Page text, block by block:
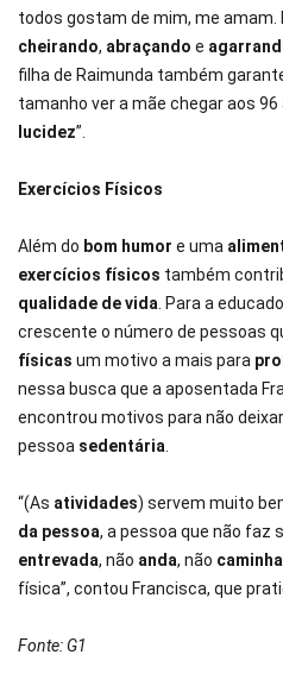
todos gostam de mim, me amam.
cheirando, abraçando e
filha de Raimunda também
tamanho ver a mãe chegar aos 96
lucidez”.
Exercícios Físicos
Além do bom humor e uma
exercícios físicos também
qualidade de vida . Para a
crescente o número de pessoas
físicas um motivo a mais para
nessa busca que a aposentada
encontrou motivos para não
pessoa sedentária
“(As atividades) servem muito
da pessoa, a pessoa que não faz
entrevada, não anda, não caminha
física”, contou Francisca, que
Fonte: G1